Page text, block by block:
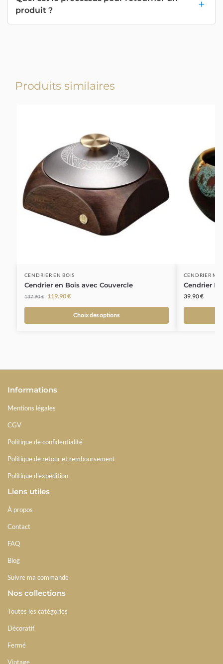
produit ?
Produits similaires
CENDRIER EN BOIS
Cendrier en Bois avec Couvercle
137.90€ 119.90€
Choix des options
CENDRIER
Cendrier
39.90€
Informations
Mentions légales
CGV
Politique de confidentialité
Politique de retour et remboursement
Politique d'expédition
Liens utiles
À propos
Contact
FAQ
Blog
Suivre ma commande
Nos collections
Toutes les catégories
Décoratif
Fermé
Vintage